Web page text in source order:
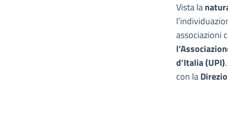
Vista la
associazioni
d’Italia (UPI)
con la